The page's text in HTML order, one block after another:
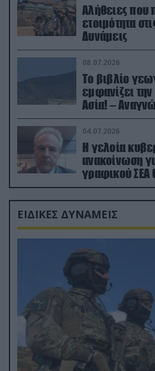
Αλήθειες που
ετοιμότητα
Δυνάμεις
08.07.2026
Το βιβλίο
εμφανίζει
Ασία! –
κατεχόμενα;
04.07.2026
Η γελοία
ανακοίνωση
γραφικού ΣΕΑ
Ρώσους
ΕΙΔΙΚΕΣ ΔΥΝΑΜΕΙΣ